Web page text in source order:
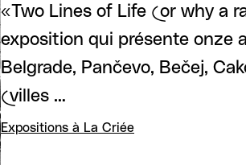
«Two Lines of Life (or why a
exposition qui présente onze
Belgrade, Pančevo, Bečej,
(villes …
Expositions à La Criée